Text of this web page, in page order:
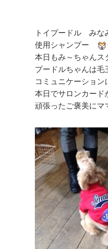
トイプードル みな
使用シャンプー
本日もみ～ちゃんス
プードルちゃんは毛
コミュニケーション
本日でサロンカード
頑張ったご褒美にマ